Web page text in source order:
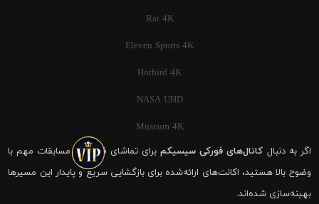
Rai 4K
Eleven Sports 4K
Hotbird 4K
NASA UHD
Museum 4K
اگر به دنبال کانال‌های فورکی سیسیکمبرای تماشای فوتبال و مسابقات مهم با
وضوح بالا هستید، اکانت‌های ارائه‌شده برای بازگشایی سریع و پایدار این مسیرها
بهینه‌سازی شده‌اند.